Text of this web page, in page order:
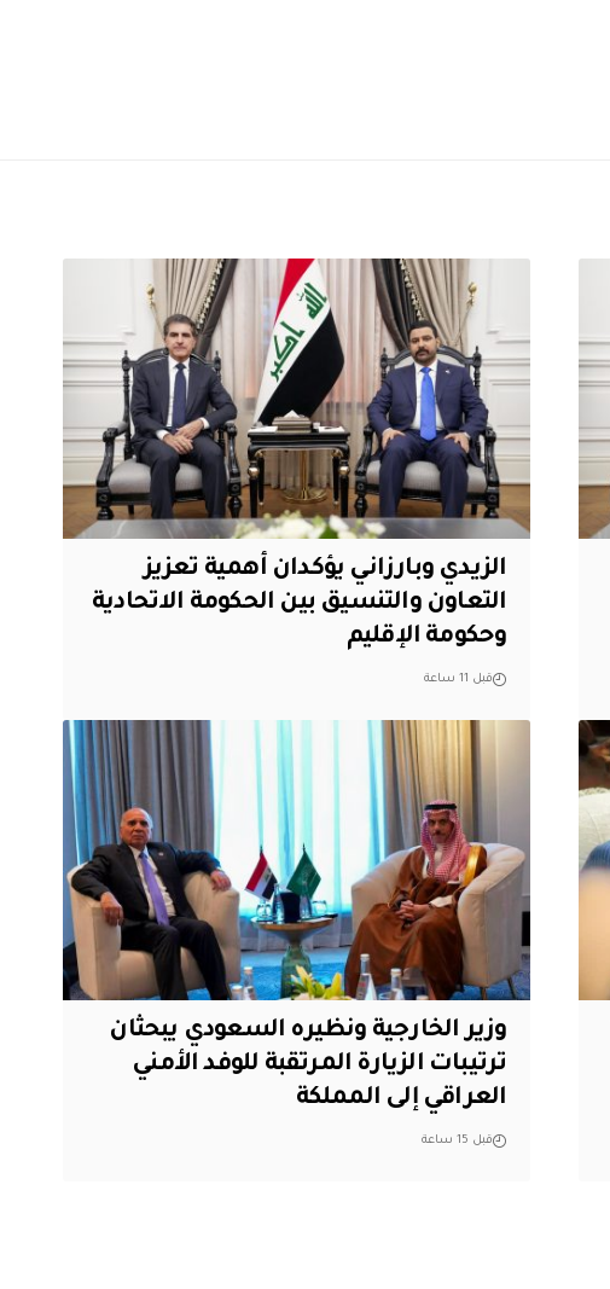
الزيدي وبارزاني يؤكدان أهمية تعزيز
التعاون والتنسيق بين الحكومة الاتحادية
وحكومة الإقليم
قبل 11 ساعة
وزير الخارجية ونظيره السعودي يبحثان
ترتيبات الزيارة المرتقبة للوفد الأمني
العراقي إلى المملكة
قبل 15 ساعة